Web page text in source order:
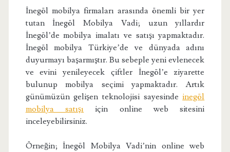
İnegöl mobilya firmaları arasında önemli bir yer
tutan İnegöl Mobilya Vadi; uzun yıllardır
İnegöl’de mobilya imalatı ve satışı yapmaktadır.
İnegöl mobilya Türkiye’de ve dünyada adını
duyurmayı başarmıştır. Bu sebeple yeni evlenecek
ve evini yenileyecek çiftler İnegöl’e ziyarette
bulunup mobilya seçimi yapmaktadır. Artık
günümüzün gelişen teknolojisi sayesindeinegöl
mobilya satışı için online web sitesini
inceleyebilirsiniz.
Örneğin; İnegöl Mobilya Vadi’nin online web